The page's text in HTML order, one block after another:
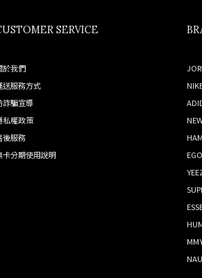
SERVICE
於我們
送服務方式
詐騙宣導
私權政策
後服務
卡分期使用說明